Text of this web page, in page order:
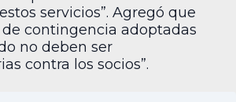
servicios”. Agregó que
de contingencia adoptadas
no deben ser
contra los socios”.